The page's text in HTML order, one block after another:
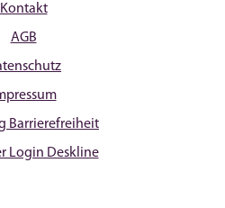
Kontakt
AGB
Barrierefreiheit
Login Deskline